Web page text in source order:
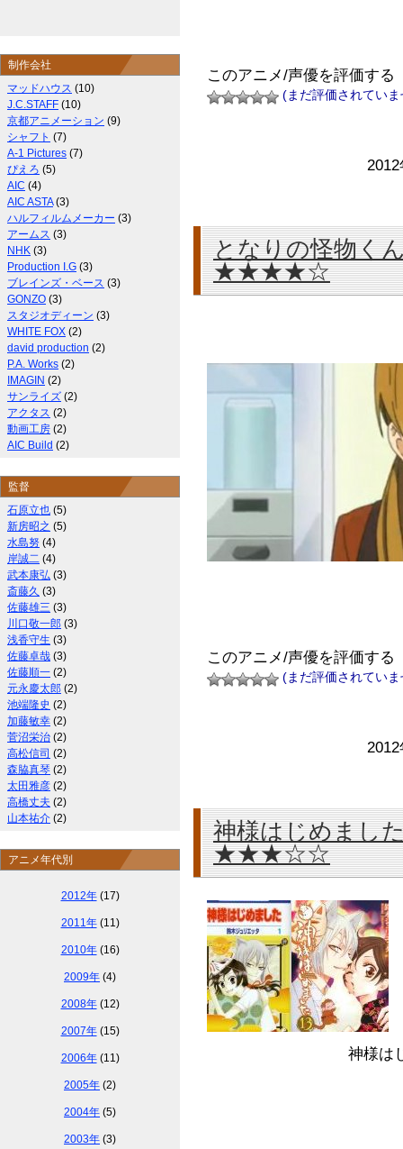
このアニメ/声優を評価する
(まだ評価されてい
となりの怪物く
★★★★☆
このアニメ/声優を評価する
(まだ評価されてい
神様はじめまし
★★★☆☆
神様は
制作会社
マッドハウス (10)
J.C.STAFF (10)
京都アニメーション (9)
シャフト (7)
A-1 Pictures (7)
ぴえろ (5)
AIC (4)
AIC ASTA(3)
ハルフィルムメーカー (3)
アームス (3)
NHK (3)
Production I.G (3)
ブレインズ・ベース (3)
GONZO (3)
スタジオディーン (3)
WHITE FOX (2)
david production (2)
P.A. Works (2)
IMAGIN (2)
サンライズ (2)
アクタス (2)
動画工房 (2)
AIC Build (2)
監督
石原立也 (5)
新房昭之 (5)
水島努 (4)
岸誠二 (4)
武本康弘 (3)
斎藤久 (3)
佐藤雄三 (3)
川口敬一郎 (3)
浅香守生 (3)
佐藤卓哉 (3)
佐藤順一 (2)
元永慶太郎 (2)
池端隆史 (2)
加藤敏幸 (2)
菅沼栄治 (2)
高松信司 (2)
森脇真琴 (2)
太田雅彦 (2)
高橋丈夫 (2)
山本祐介 (2)
アニメ年代別
2012年(17)
2011年(11)
2010年(16)
2009年 (4)
2008年(12)
2007年(15)
2006年(11)
2005年 (2)
2004年 (5)
2003年 (3)